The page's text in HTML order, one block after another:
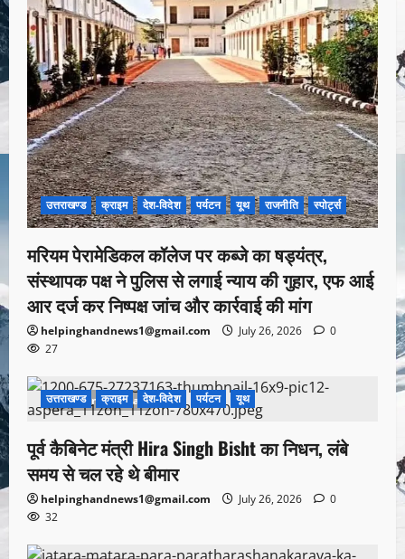
उत्तराखण्ड क्राइम देश-विदेश पर्यटन यूथ राजनीति स्पोर्ट्स
मरियम पेरामेडिकल कॉलेज पर कब्जे का षड्यंत्र,
संस्थापक पक्ष ने पुलिस से लगाई न्याय की गुहार, एफ आई
आर दर्ज कर निष्पक्ष जांच और कार्रवाई की मांग
helpinghandnews1@gmail.com July 26, 2026
0
27
1 minute read
उत्तराखण्ड क्राइम देश-विदेश पर्यटन यूथ
पूर्व कैबिनेट मंत्री Hira Singh Bisht का निधन, लंबे
समय से चल रहे थे बीमार
helpinghandnews1@gmail.com July 26, 2026
0
32